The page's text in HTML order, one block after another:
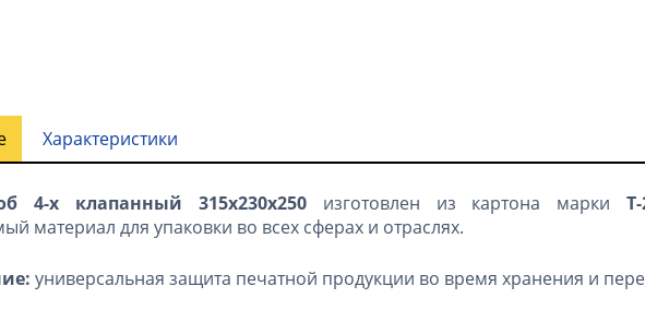
Характеристики
4-х клапанный 315х230х250изготовлен из картона марки
материал для упаковки во всех сферах и отраслях.
универсальная защита печатной продукции во время хранения и